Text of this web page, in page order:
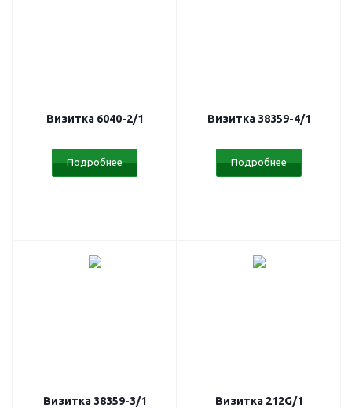
Визитка 6040-2/1
Подробнее
Визитка 38359-4/1
Подробнее
Визитка 38359-3/1 Визитка 212G/1